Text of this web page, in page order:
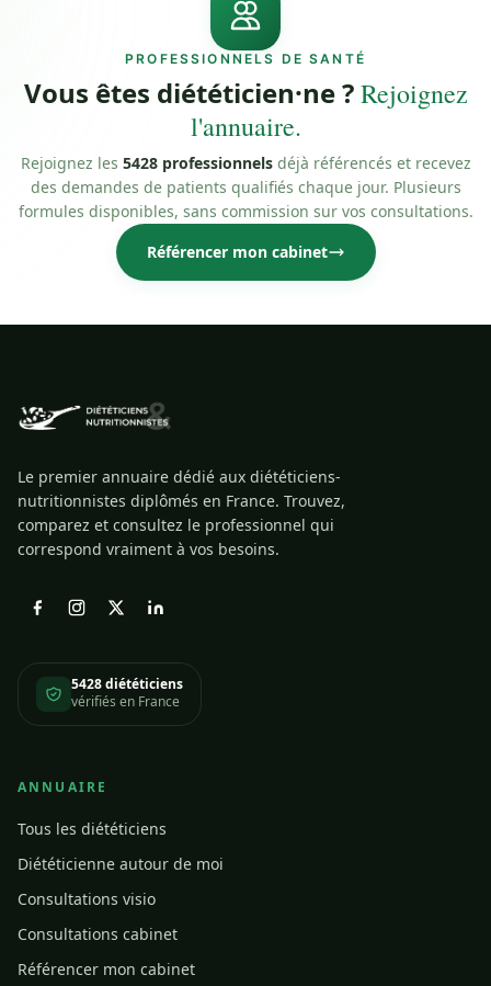
PROFESSIONNELS DE SANTÉ
Vous êtes diététicien·ne ?Rejoignez
l'annuaire.
Rejoignez les 5428 professionnelsdéjà référencés et recevez
des demandes de patients qualifiés chaque jour. Plusieurs
formules disponibles, sans commission sur vos consultations.
Référencer mon cabinet
Le premier annuaire dédié aux diététiciens-
nutritionnistes diplômés en France. Trouvez,
comparez et consultez le professionnel qui
correspond vraiment à vos besoins.
5428 diététiciens
vérifiés en France
ANNUAIRE
Tous les diététiciens
Diététicienne autour de moi
Consultations visio
Consultations cabinet
Référencer mon cabinet